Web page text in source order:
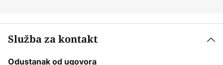
Služba za kontakt
Odustanak od ugovora